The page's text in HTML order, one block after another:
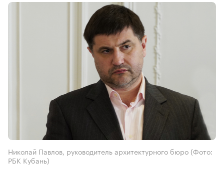
Николай Павлов, руководитель архитектурного бюро (Фото:
РБК Кубань)